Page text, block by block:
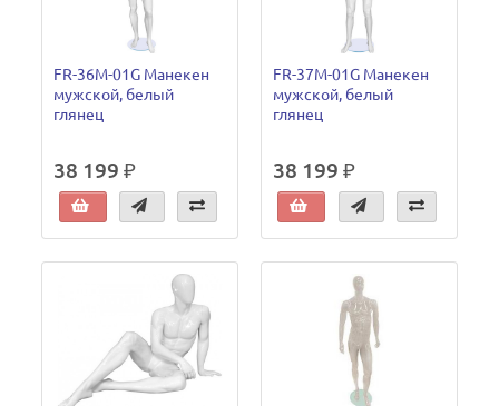
FR-36M-01G Манекен
мужской, белый
глянец
38 199 ₽
FR-37M-01G Манекен
мужской, белый
глянец
38 199 ₽